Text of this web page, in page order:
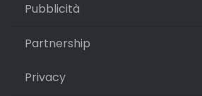
Pubblicità
Partnership
Privacy